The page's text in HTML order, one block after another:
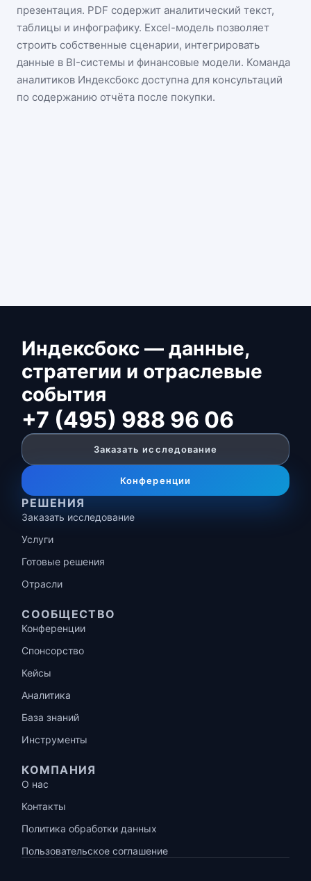
презентация. PDF содержит аналитический текст,
таблицы и инфографику. Excel-модель позволяет
строить собственные сценарии, интегрировать
данные в BI-системы и финансовые модели. Команда
аналитиков Индексбокс доступна для консультаций
по содержанию отчёта после покупки.
Индексбокс — данные,
стратегии и отраслевые
события
+7 (495) 988 96 06
Заказать исследование
Конференции
РЕШЕНИЯ
Заказать исследование
Услуги
Готовые решения
Отрасли
СООБЩЕСТВО
Конференции
Спонсорство
Кейсы
Аналитика
База знаний
Инструменты
КОМПАНИЯ
О нас
Контакты
Политика обработки данных
Пользовательское соглашение